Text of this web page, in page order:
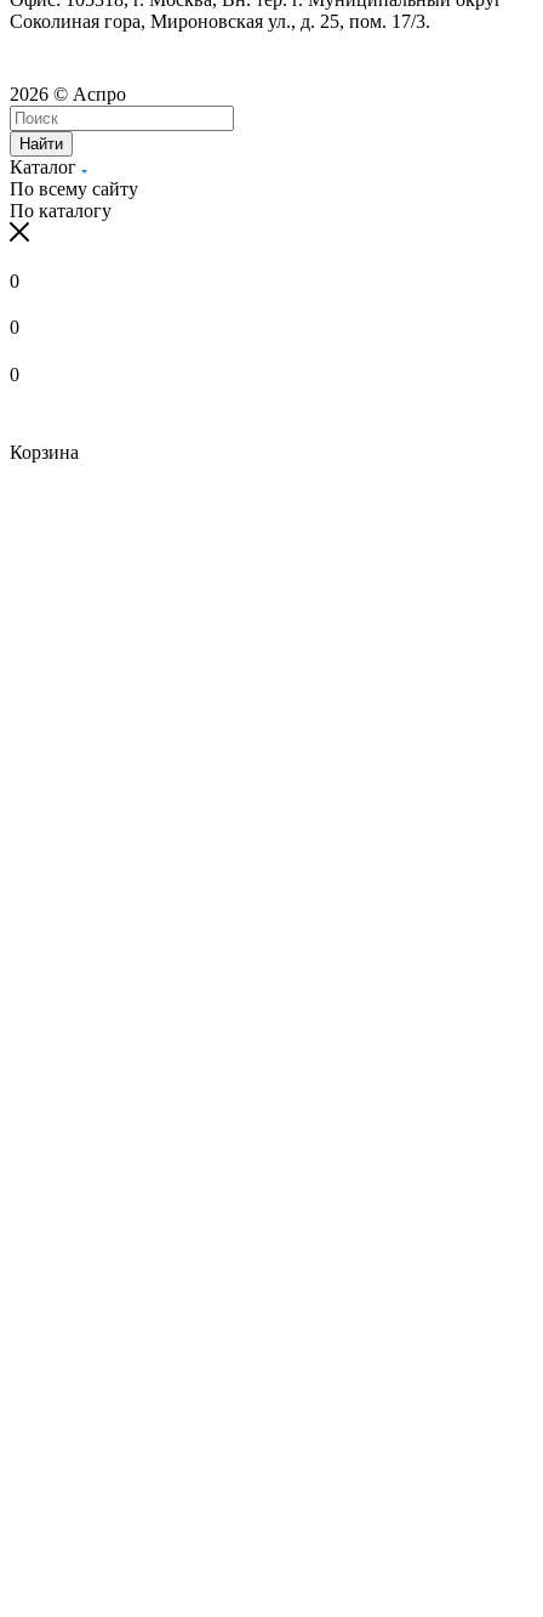
Соколиная гора, Мироновская ул., д. 25, пом. 17/3.
2026 © Аспро
Найти
Каталог
По всему сайту
По каталогу
0
0
0
Корзина